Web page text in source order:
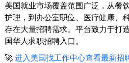
美国就业市场覆盖范围广泛，从餐
护理，到办公室职位、医疗健康、
存在大量招聘需求。平台致力于打
国华人求职招聘入口。
🚀 进入美国找工作中心查看最新招